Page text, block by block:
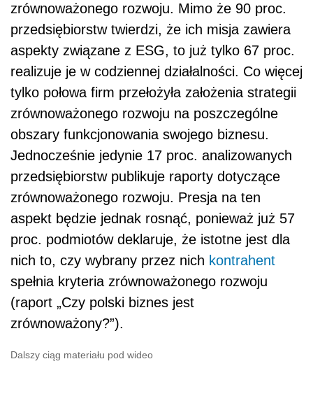
zrównoważonego rozwoju. Mimo że 90 proc.
przedsiębiorstw twierdzi, że ich misja zawiera
aspekty związane z ESG, to już tylko 67 proc.
realizuje je w codziennej działalności. Co więcej
tylko połowa firm przełożyła założenia strategii
zrównoważonego rozwoju na poszczególne
obszary funkcjonowania swojego biznesu.
Jednocześnie jedynie 17 proc. analizowanych
przedsiębiorstw publikuje raporty dotyczące
zrównoważonego rozwoju. Presja na ten
aspekt będzie jednak rosnąć, ponieważ już 57
proc. podmiotów deklaruje, że istotne jest dla
nich to, czy wybrany przez nich kontrahent
spełnia kryteria zrównoważonego rozwoju
(raport „Czy polski biznes jest
zrównoważony?”).
Dalszy ciąg materiału pod wideo